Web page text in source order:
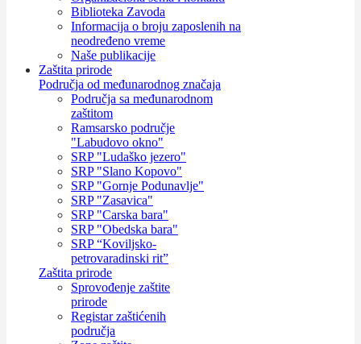
Biblioteka Zavoda
Informacija o broju zaposlenih na
neodređeno vreme
Naše publikacije
Zaštita prirode
Područja od međunarodnog značaja
Područja sa međunarodnom
zaštitom
Ramsarsko područje
"Labudovo okno"
SRP "Ludaško jezero"
SRP "Slano Kopovo"
SRP "Gornje Podunavlje"
SRP "Zasavica"
SRP "Carska bara"
SRP "Obedska bara"
SRP “Koviljsko-
petrovaradinski rit”
Zaštita prirode
Sprovođenje zaštite
prirode
Registar zaštićenih
područja